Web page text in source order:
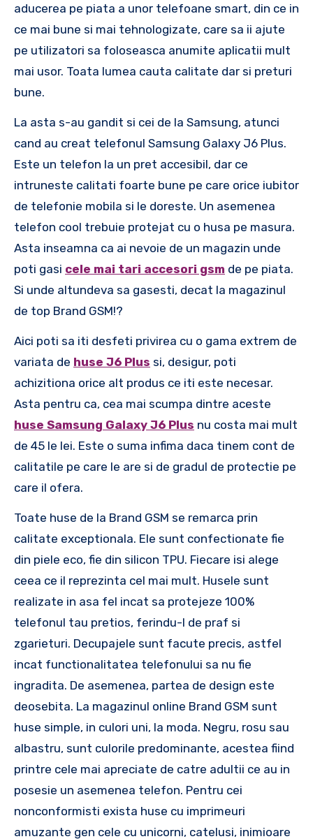
aducerea pe piata a unor telefoane smart, din ce in
ce mai bune si mai tehnologizate, care sa ii ajute
pe utilizatori sa foloseasca anumite aplicatii mult
mai usor. Toata lumea cauta calitate dar si preturi
bune.
La asta s-au gandit si cei de la Samsung, atunci
cand au creat telefonul Samsung Galaxy J6 Plus.
Este un telefon la un pret accesibil, dar ce
intruneste calitati foarte bune pe care orice iubitor
de telefonie mobila si le doreste. Un asemenea
telefon cool trebuie protejat cu o husa pe masura.
Asta inseamna ca ai nevoie de un magazin unde
poti gasi cele mai tari accesori gsm de pe piata.
Si unde altundeva sa gasesti, decat la magazinul
de top Brand GSM!?
Aici poti sa iti desfeti privirea cu o gama extrem de
variata de huse J6 Plus si, desigur, poti
achizitiona orice alt produs ce iti este necesar.
Asta pentru ca, cea mai scumpa dintre aceste
huse Samsung Galaxy J6 Plus nu costa mai mult
de 45 le lei. Este o suma infima daca tinem cont de
calitatile pe care le are si de gradul de protectie pe
care il ofera.
Toate huse de la Brand GSM se remarca prin
calitate exceptionala. Ele sunt confectionate fie
din piele eco, fie din silicon TPU. Fiecare isi alege
ceea ce il reprezinta cel mai mult. Husele sunt
realizate in asa fel incat sa protejeze 100%
telefonul tau pretios, ferindu-l de praf si
zgarieturi. Decupajele sunt facute precis, astfel
incat functionalitatea telefonului sa nu fie
ingradita. De asemenea, partea de design este
deosebita. La magazinul online Brand GSM sunt
huse simple, in culori uni, la moda. Negru, rosu sau
albastru, sunt culorile predominante, acestea fiind
printre cele mai apreciate de catre adultii ce au in
posesie un asemenea telefon. Pentru cei
nonconformisti exista huse cu imprimeuri
amuzante gen cele cu unicorni, catelusi, inimioare